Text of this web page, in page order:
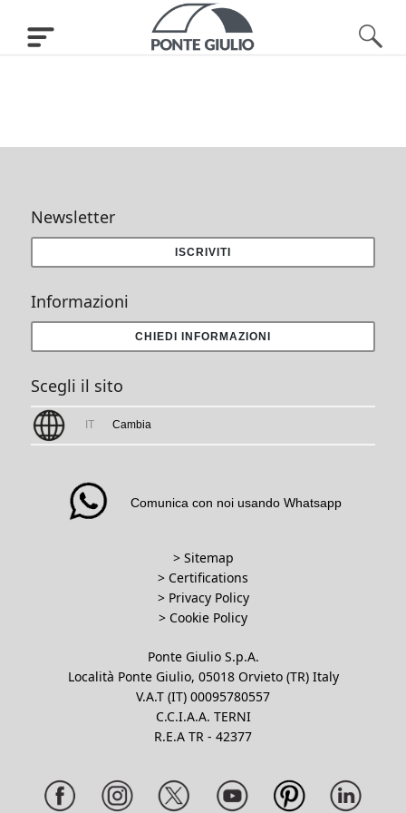
Newsletter
ISCRIVITI
Informazioni
CHIEDI INFORMAZIONI
Scegli il sito
IT Cambia
Comunica con noi usando Whatsapp
> Sitemap
> Certifications
> Privacy Policy
> Cookie Policy
Ponte Giulio S.p.A.
Località Ponte Giulio, 05018 Orvieto (TR) Italy
V.A.T (IT) 00095780557
C.C.I.A.A. TERNI
R.E.A TR - 42377